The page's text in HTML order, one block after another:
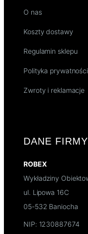
O nas
Koszty dostawy
Regulamin sklepu
Polityka prywatności
Zwroty i reklamacje
DANE FIRMY
ROBEX
Wykładziny
ul. Lipowa 16C
05-532 Baniocha
NIP: 1230887674